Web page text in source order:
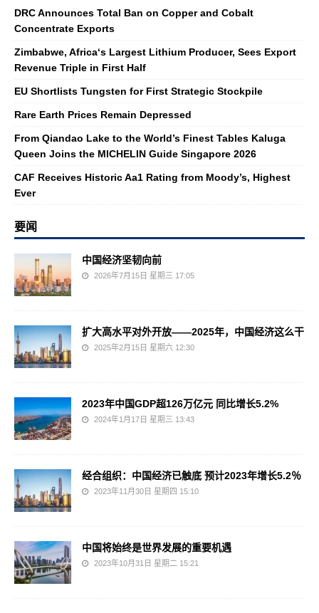
DRC Announces Total Ban on Copper and Cobalt
Concentrate Exports
Zimbabwe, Africa‘s Largest Lithium Producer, Sees Export
Revenue Triple in First Half
EU Shortlists Tungsten for First Strategic Stockpile
Rare Earth Prices Remain Depressed
From Qiandao Lake to the World’s Finest Tables Kaluga
Queen Joins the MICHELIN Guide Singapore 2026
CAF Receives Historic Aa1 Rating from Moody’s, Highest
Ever
要闻
中国经济坚韧向前
2026年7月15日 星期三 17:05
扩大高水平对外开放——2025年，中国经济这么干
2025年2月15日 星期六 12:30
2023年中国GDP超126万亿元 同比增长5.2%
2024年1月17日 星期三 13:43
经合组织：中国经济已触底 预计2023年增长5.2％
2023年11月30日 星期四 15:10
中国将始终是世界发展的重要机遇
2023年10月31日 星期二 15:21